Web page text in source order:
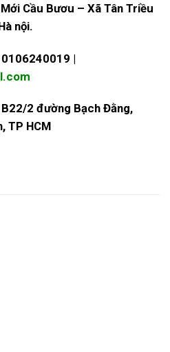
Cầu Bươu – Xã Tân Triều
nội.
0106240019 |
B22/2 đường Bạch Đằng,
TP HCM